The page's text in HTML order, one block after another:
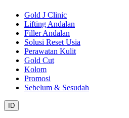
Gold J Clinic
Lifting Andalan
Filler Andalan
Solusi Reset Usia
Perawatan Kulit
Gold Cut
Kolom
Promosi
Sebelum & Sesudah
ID